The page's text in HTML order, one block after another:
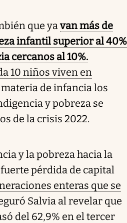
que yavan más de
infantil superior al 40%
cercanos al 10%.
10 niños viven en
materia de infancia los
y pobreza se
de la crisis 2022.
y la pobreza hacia la
pérdida de capital
enteras que se
Salvia al revelar que
del 62,9% en el tercer